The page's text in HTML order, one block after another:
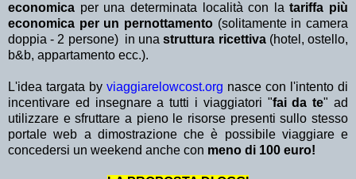
economica per una determinata località con latariffa più
economica per un pernottamento (solitamente in camera
doppia - 2 persone) in unastruttura ricettiva(hotel, ostello,
b&b, appartamento ecc.).
L'idea targata by viaggiarelowcost.org nasce con l'intento di
incentivare ed insegnare a tutti i viaggiatori "fai da te" ad
utilizzare e sfruttare a pieno le risorse presenti sullo stesso
portale web a dimostrazione che è possibile viaggiare e
concedersi un weekend anche con meno di 100 euro!